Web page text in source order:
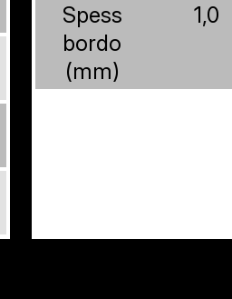
Spess
bordo
(mm)
1,0